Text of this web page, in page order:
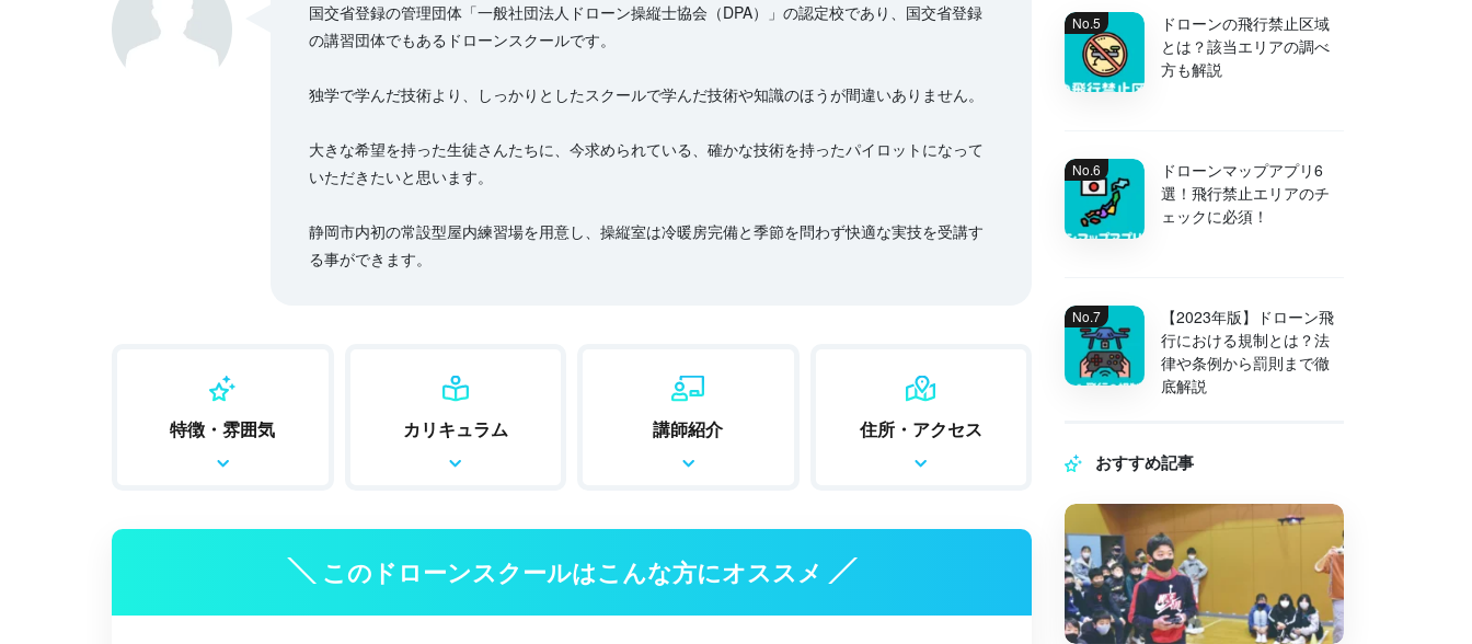
国交省登録の管理団体「一般社団法人ドローン操縦士協会（DPA）」の認定校であり、国交省登録
の講習団体でもあるドローンスクールです。
独学で学んだ技術より、しっかりとしたスクールで学んだ技術や知識のほうが間違いありません。
大きな希望を持った生徒さんたちに、今求められている、確かな技術を持ったパイロットになって
いただきたいと思います。
静岡市内初の常設型屋内練習場を用意し、操縦室は冷暖房完備と季節を問わず快適な実技を受講す
る事ができます。
特徴・雰囲気 カリキュラム 講師紹介 住所・アクセス
このドローンスクールはこんな方にオススメ
ドローンの飛行禁止区域
とは？該当エリアの調べ
方も解説
ドローンマップアプリ6
選！飛行禁止エリアのチ
ェックに必須！
【2023年版】ドローン飛
行における規制とは？法
律や条例から罰則まで徹
底解説
おすすめ記事